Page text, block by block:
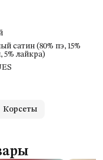
сатин (80% пэ, 15%
5% лайкра)
Корсеты